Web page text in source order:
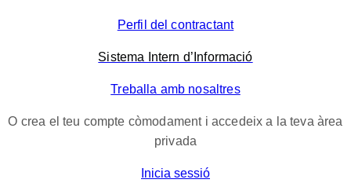
Perfil del contractant
Sistema Intern d’Informació
Treballa amb nosaltres
O crea el teu compte còmodament i accedeix a la teva àrea
privada
Inicia sessió